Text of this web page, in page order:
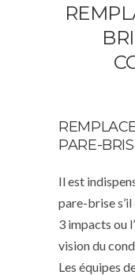
PARE-
Il est
pare-brise
3 impacts ou
vision du
Les équipes